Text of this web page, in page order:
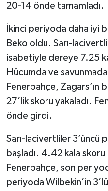
20-14 önde tamamladı.
İkinci periyoda daha iyi
Beko oldu. Sarı-
isabetiyle dereye 7.25
Hücumda ve
Fenerbahçe, Zagars’ın
27’lik skoru yakaladı.
önde girdi.
Sarı-lacivertliler 3’üncü
başladı. 4.42 kala
Fenerbahçe, son
periyoda Wilbekin’in